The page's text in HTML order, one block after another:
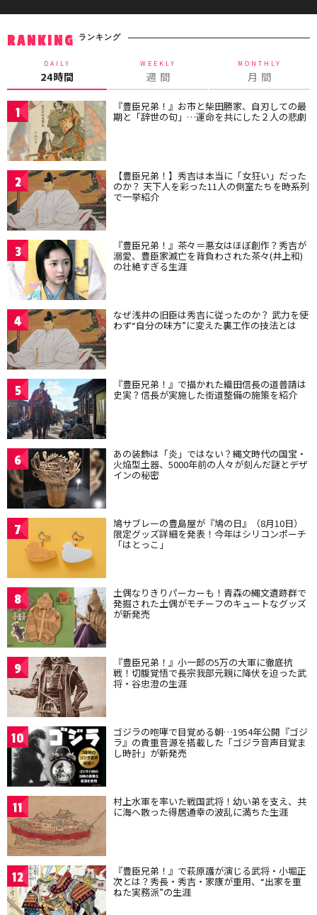
RANKING ランキング
DAILY
24時間
WEEKLY
週 間
MONTHLY
月 間
1 『豊臣兄弟！』お市と柴田勝家、自刃しての最
期と「辞世の句」…運命を共にした２人の悲劇
2 【豊臣兄弟！】秀吉は本当に「女狂い」だった
のか？ 天下人を彩った11人の側室たちを時系列
で一挙紹介
3 『豊臣兄弟！』茶々＝悪女はほぼ創作？秀吉が
溺愛、豊臣家滅亡を背負わされた茶々(井上和)
の壮絶すぎる生涯
4 なぜ浅井の旧臣は秀吉に従ったのか？ 武力を使
わず“自分の味方”に変えた裏工作の技法とは
5 『豊臣兄弟！』で描かれた織田信長の道普請は
史実？信長が実施した街道整備の施策を紹介
6 あの装飾は「炎」ではない？縄文時代の国宝・
火焔型土器、5000年前の人々が刻んだ謎とデザ
インの秘密
7 鳩サブレーの豊島屋が『鳩の日』（8月10日）
限定グッズ詳細を発表！今年はシリコンポーチ
「はとっこ」
8 土偶なりきりパーカーも！青森の縄文遺跡群で
発掘された土偶がモチーフのキュートなグッズ
が新発売
9 『豊臣兄弟！』小一郎の5万の大軍に徹底抗
戦！切腹覚悟で長宗我部元親に降伏を迫った武
将・谷忠澄の生涯
10 ゴジラの咆哮で目覚める朝…1954年公開『ゴジ
ラ』の貴重音源を搭載した「ゴジラ音声目覚ま
し時計」が新発売
11 村上水軍を率いた戦国武将！幼い弟を支え、共
に海へ散った得居通幸の波乱に満ちた生涯
12 『豊臣兄弟！』で萩原護が演じる武将・小堀正
次とは？秀長・秀吉・家康が重用、“出家を重
ねた実務派”の生涯